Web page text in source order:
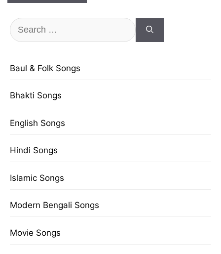
Search
for:
Baul & Folk Songs
Bhakti Songs
English Songs
Hindi Songs
Islamic Songs
Modern Bengali Songs
Movie Songs